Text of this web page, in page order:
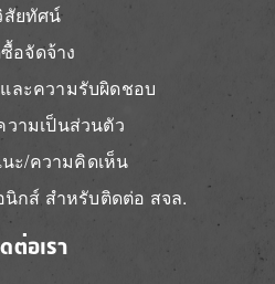
สัยทัศน์
อจัดจ้าง
ละความรับผิดชอบ
วามเป็นส่วนตัว
ะ/ความคิดเห็น
นิกส์ สำหรับติดต่อ สจล.
ต่อเรา